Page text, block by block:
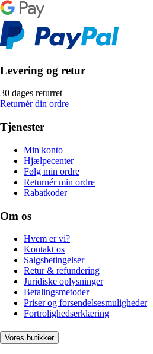
Levering og retur
30 dages returret
Returnér din ordre
Tjenester
Min konto
Hjælpecenter
Følg min ordre
Returnér min ordre
Rabatkoder
Om os
Hvem er vi?
Kontakt os
Salgsbetingelser
Retur & refundering
Juridiske oplysninger
Betalingsmetoder
Priser og forsendelsesmuligheder
Fortrolighedserklæring
Vores butikker